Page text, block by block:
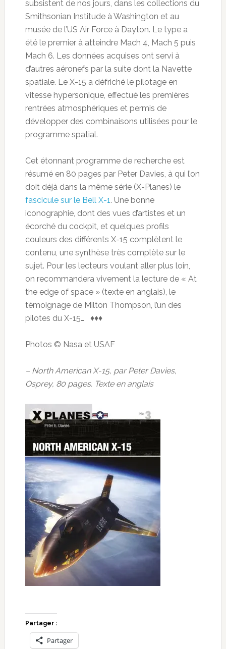
subsistent de nos jours, dans les collections du
Smithsonian Institude à Washington et au
musée de l’US Air Force à Dayton. Le type a
été le premier à atteindre Mach 4, Mach 5 puis
Mach 6. Les données acquises ont servi à
d’autres aéronefs par la suite dont la Navette
spatiale. Le X-15 a défriché le pilotage en
vitesse hypersonique, effectué les premières
rentrées atmosphériques et permis de
développer des combinaisons utilisées pour le
programme spatial.
Cet étonnant programme de recherche est
résumé en 80 pages par Peter Davies, à qui l’on
doit déjà dans la même série (X-Planes) le
fascicule sur le Bell X-1 . Une bonne
iconographie, dont des vues d’artistes et un
écorché du cockpit, et quelques profils
couleurs des différents X-15 complètent le
contenu, une synthèse très complète sur le
sujet. Pour les lecteurs voulant aller plus loin,
on recommandera vivement la lecture de « At
the edge of space » (texte en anglais), le
témoignage de Milton Thompson, l’un des
pilotes du X-15… ♦♦♦
Photos © Nasa et USAF
– North American X-15, par Peter Davies,
Osprey, 80 pages. Texte en anglais
Partager :
Partager